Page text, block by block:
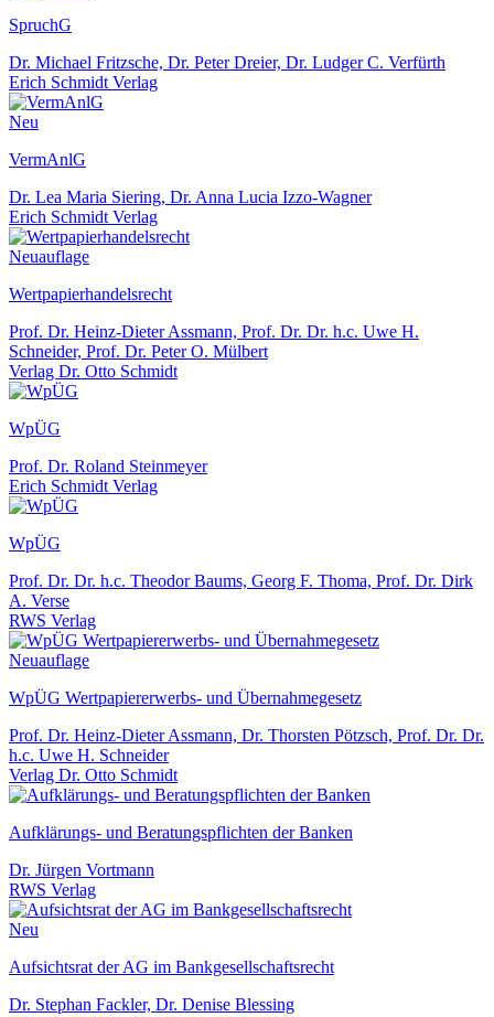
SpruchG
Dr. Michael Fritzsche, Dr. Peter Dreier, Dr. Ludger C. Verfürth
Erich Schmidt Verlag
Neu
VermAnlG
Dr. Lea Maria Siering, Dr. Anna Lucia Izzo-Wagner
Erich Schmidt Verlag
Neuauflage
Wertpapierhandelsrecht
Prof. Dr. Heinz-Dieter Assmann, Prof. Dr. Dr. h.c. Uwe H.
Schneider, Prof. Dr. Peter O. Mülbert
Verlag Dr. Otto Schmidt
WpÜG
Prof. Dr. Roland Steinmeyer
Erich Schmidt Verlag
WpÜG
Prof. Dr. Dr. h.c. Theodor Baums, Georg F. Thoma, Prof. Dr. Dirk
A. Verse
RWS Verlag
Neuauflage
WpÜG Wertpapiererwerbs- und Übernahmegesetz
Prof. Dr. Heinz-Dieter Assmann, Dr. Thorsten Pötzsch, Prof. Dr. Dr.
h.c. Uwe H. Schneider
Verlag Dr. Otto Schmidt
Aufklärungs- und Beratungspflichten der Banken
Dr. Jürgen Vortmann
RWS Verlag
Neu
Aufsichtsrat der AG im Bankgesellschaftsrecht
Dr. Stephan Fackler, Dr. Denise Blessing